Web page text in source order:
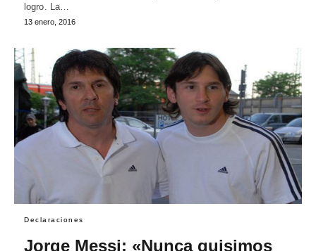
logro. La…
13 enero, 2016
Declaraciones
Jorge Messi: «Nunca quisimos